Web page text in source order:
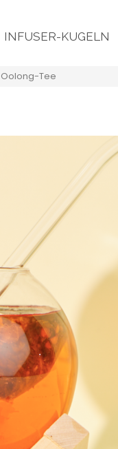
INFUSER-KUGELN
Oolong-Tee